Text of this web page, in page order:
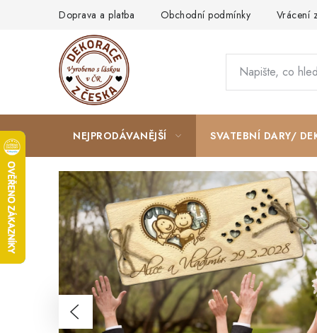
Doprava a platba Obchodní podmínky Vrácení
NEJPRODÁVANĚJŠÍ SVATEBNÍ DARY/
Předchozí